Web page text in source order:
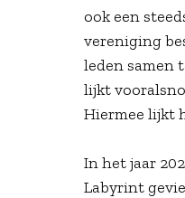
ook een
vereniging
leden samen
lijkt
Hiermee lijkt
In het jaar
Labyrint